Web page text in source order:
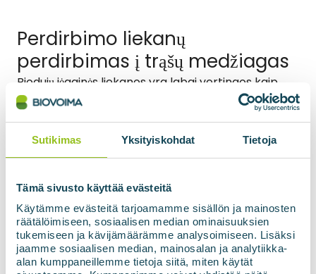
Sutikimas Yksityiskohdat Tietoja
Tämä sivusto käyttää evästeitä
Käytämme evästeitä tarjoamamme sisällön ja mainosten
räätälöimiseen, sosiaalisen median ominaisuuksien
tukemiseen ja kävijämäärämme analysoimiseen. Lisäksi
jaamme sosiaalisen median, mainosalan ja analytiikka-
alan kumppaneillemme tietoja siitä, miten käytät
Perdirbimo liekanų
perdirbimas į trąšų medžiagas
Biodujų jėgainės liekanos yra labai vertingos kaip
trąšos. Tai ypač svarbu sausojo virškinimo
įrenginiuose, kuriuose žaliavoje esančios
maistingosios medžiagos yra surištos daug
mažesniame skysčio tūryje nei drėgnojo virškinimo
įrenginiuose, t. y. maistingųjų medžiagų kiekis trąšose
yra didesnis.
Perdirbimo liekanos gali būti naudojamos kaip
tokios arba: